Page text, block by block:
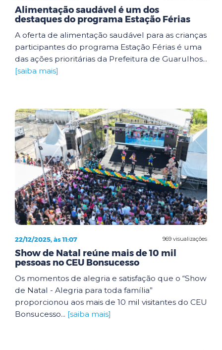
Alimentação saudável é um dos
destaques do programa Estação Férias
A oferta de alimentação saudável para as crianças
participantes do programa Estação Férias é uma
das ações prioritárias da Prefeitura de Guarulhos...
[saiba mais]
969 visualizações
22/12/2025, às 11:07
Show de Natal reúne mais de 10 mil
pessoas no CEU Bonsucesso
Os momentos de alegria e satisfação que o “Show
de Natal - Alegria para toda família”
proporcionou aos mais de 10 mil visitantes do CEU
Bonsucesso... [saiba mais]